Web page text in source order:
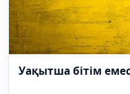
Уақытша бітім